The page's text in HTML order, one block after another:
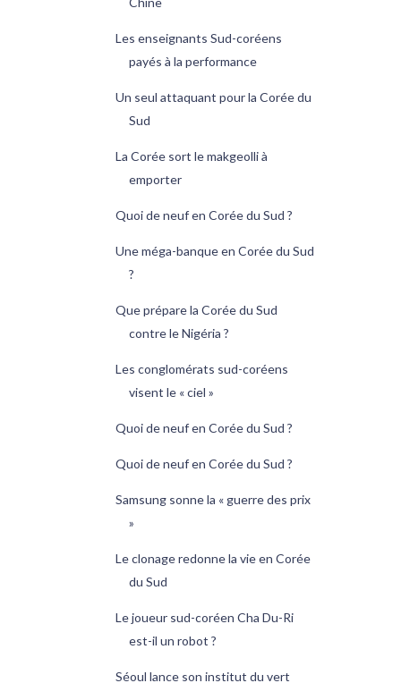
Les enseignants Sud-coréens
payés à la performance
Un seul attaquant pour la Corée du
Sud
La Corée sort le makgeolli à
emporter
Quoi de neuf en Corée du Sud ?
Une méga-banque en Corée du Sud
?
Que prépare la Corée du Sud
contre le Nigéria ?
Les conglomérats sud-coréens
visent le « ciel »
Quoi de neuf en Corée du Sud ?
Quoi de neuf en Corée du Sud ?
Samsung sonne la « guerre des prix
»
Le clonage redonne la vie en Corée
du Sud
Le joueur sud-coréen Cha Du-Ri
est-il un robot ?
Séoul lance son institut du vert